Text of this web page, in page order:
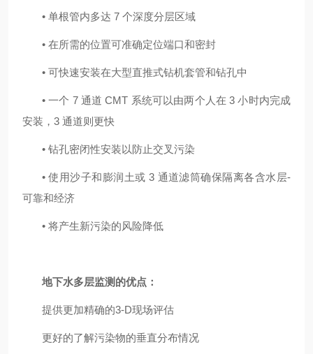
• 单根管内多达 7 个深度分层区域
• 在所需的位置可准确定位端口和密封
• 可快速安装在大型直推式钻机套管和钻孔中
•一个 7 通道CMT 系统可以由两个人在3小时内完成
安装， 3 通道则更快
• 钻孔密闭性安装以防止交叉污染
•使用沙子和膨润土或3 通道滤筒确保隔离各含水层-
可靠和经济
• 将产生新污染的风险降低
地下水多层监测的优点：
提供更加精确的3-D现场评估
更好的了解污染物的垂直分布情况